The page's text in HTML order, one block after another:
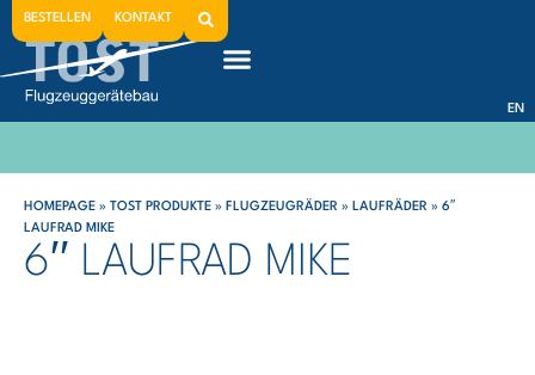
BESTELLEN KONTAKT
EN
HOMEPAGE » TOST PRODUKTE » FLUGZEUGRÄDER » LAUFRÄDER » 6′′
LAUFRAD MIKE
6′′ LAUFRAD MIKE